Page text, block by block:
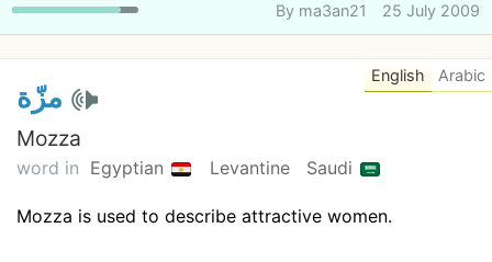
By ma3an21 25 July 2009
مزّة
Mozza
word in Egyptian Levantine Saudi
Mozza is used to describe attractive women.
English Arabic